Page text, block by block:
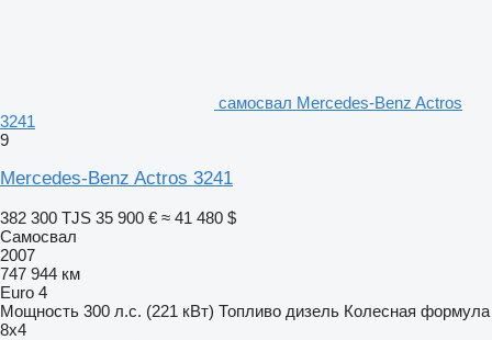
самосвал Mercedes-Benz Actros
3241
9
Mercedes-Benz Actros 3241
382 300 TJS 35 900 € ≈ 41 480 $
Самосвал
2007
747 944 км
Euro 4
Мощность 300 л.с. (221 кВт) Топливо дизель Колесная формула
8x4